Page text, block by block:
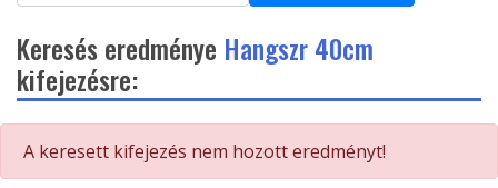
Keresés eredménye Hangszr 40cm
kifejezésre:
A keresett kifejezés nem hozott eredményt!